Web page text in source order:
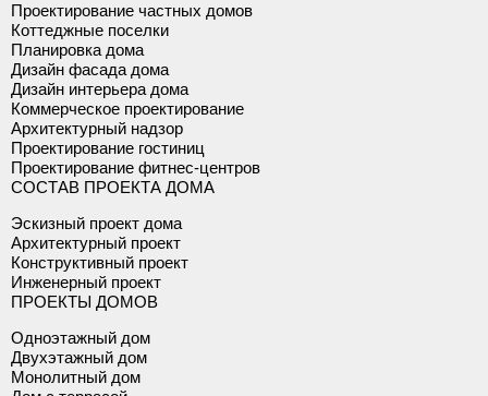
Проектирование частных домов
Коттеджные поселки
Планировка дома
Дизайн фасада дома
Дизайн интерьера дома
Коммерческое проектирование
Архитектурный надзор
Проектирование гостиниц
Проектирование фитнес-центров
СОСТАВ ПРОЕКТА ДОМА
Эскизный проект дома
Архитектурный проект
Конструктивный проект
Инженерный проект
ПРОЕКТЫ ДОМОВ
Одноэтажный дом
Двухэтажный дом
Монолитный дом